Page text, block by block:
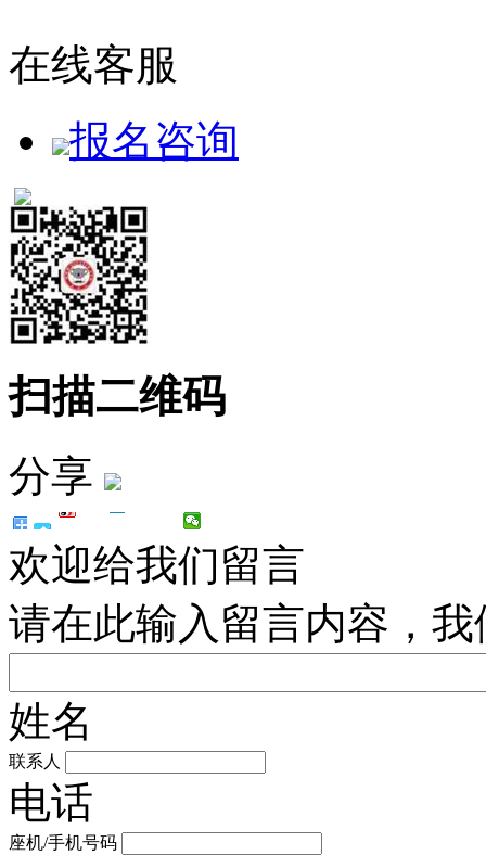
在线客服
报名咨询
扫描二维码
分享
欢迎给我们留言
请在此输入留言内容，
姓名
联系人
电话
座机/手机号码